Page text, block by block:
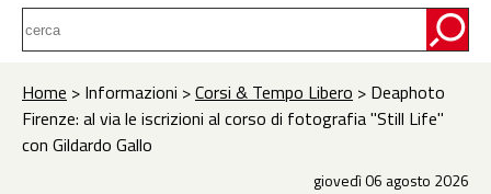
Home > Informazioni >Corsi & Tempo Libero > Deaphoto
Firenze: al via le iscrizioni al corso di fotografia "Still Life"
con Gildardo Gallo
giovedì 06 agosto 2026